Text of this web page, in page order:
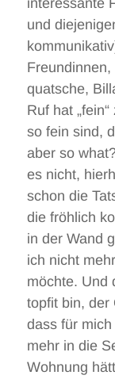
und
quatsche,
Ruf hat
so fein sind,
aber so
es nicht,
schon die
die fröhlich
in der Wand
ich nicht
möchte. Und
topfit bin, der
dass für
mehr in die
Wohnung